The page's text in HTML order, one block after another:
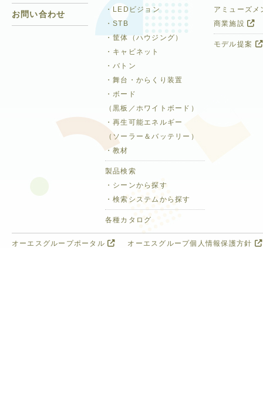
お問い合わせ
アミューズ
商業施設
モデル提案
・LEDビジョン
・STB
・筐体（ハウジング）
・キャビネット
・バトン
・舞台・からくり装置
・ボード
（黒板／ホワイトボード）
・再生可能エネルギー
（ソーラー＆バッテリー）
・教材
製品検索
・シーンから探す
・検索システムから探す
各種カタログ
オーエスグループポータル オーエスグループ個人情報保護方針